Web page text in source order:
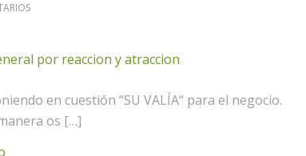
por reaccion y atraccion
en cuestión “SU VALÍA“ para el negocio.
os […]